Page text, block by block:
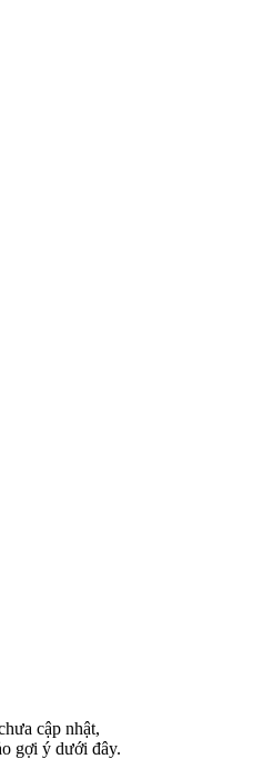
cập nhật,
gợi ý dưới đây.